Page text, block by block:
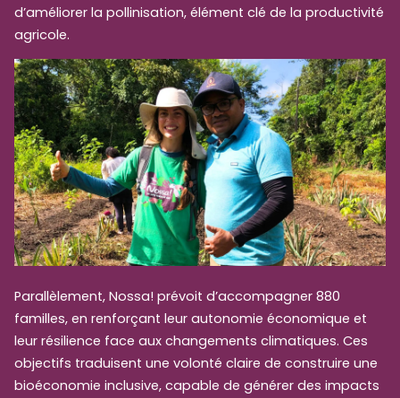
d’améliorer la pollinisation, élément clé de la productivité
agricole.
Parallèlement, Nossa! prévoit d’accompagner 880
familles, en renforçant leur autonomie économique et
leur résilience face aux changements climatiques. Ces
objectifs traduisent une volonté claire de construire une
bioéconomie inclusive, capable de générer des impacts